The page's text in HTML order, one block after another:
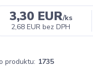
3,30 EUR/ks
2,68 EUR bez DPH
produktu: 1735